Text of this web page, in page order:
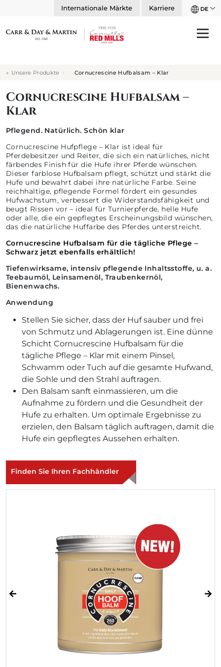
Internationale Märkte Karriere DE
Unsere Produkte Cornucrescine Hufbalsam – Klar
Cornucrescine Hufbalsam –
Klar
Pflegend. Natürlich. Schön klar
Cornucrescine Hufpflege – Klar ist ideal für
Pferdebesitzer und Reiter, die sich ein natürliches, nicht
färbendes Finish für die Hufe ihrer Pferde wünschen.
Dieser farblose Hufbalsam pflegt, schützt und stärkt die
Hufe und bewahrt dabei ihre natürliche Farbe. Seine
reichhaltige, pflegende Formel fördert ein gesundes
Hufwachstum, verbessert die Widerstandsfähigkeit und
beugt Rissen vor – ideal für Turnierpferde, helle Hufe
oder alle, die ein gepflegtes Erscheinungsbild wünschen,
das die natürliche Huffarbe des Pferdes unterstreicht.
Cornucrescine Hufbalsam für die tägliche Pflege –
Schwarz jetzt ebenfalls erhältlich!
Tiefenwirksame, intensiv pflegende Inhaltsstoffe, u. a.
Teebaumöl, Leinsamenöl, Traubenkernöl,
Bienenwachs.
Anwendung
Stellen Sie sicher, dass der Huf sauber und frei
von Schmutz und Ablagerungen ist. Eine dünne
Schicht Cornucrescine Hufbalsam für die
tägliche Pflege – Klar mit einem Pinsel,
Schwamm oder Tuch auf die gesamte Hufwand,
die Sohle und den Strahl auftragen.
Den Balsam sanft einmassieren, um die
Aufnahme zu fördern und die Gesundheit der
Hufe zu erhalten. Um optimale Ergebnisse zu
erzielen, den Balsam täglich auftragen, damit die
Hufe ein gepflegtes Aussehen erhalten.
Finden Sie Ihren Fachhändler